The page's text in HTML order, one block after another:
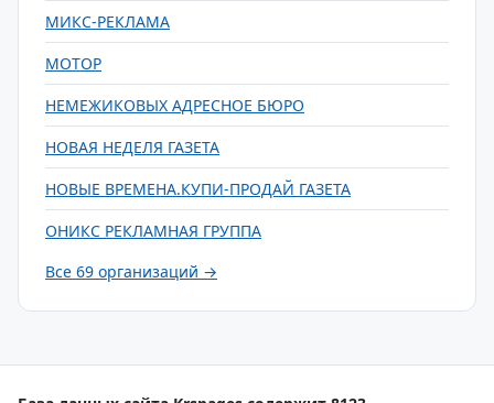
МИКС-РЕКЛАМА
МОТОР
НЕМЕЖИКОВЫХ АДРЕСНОЕ БЮРО
НОВАЯ НЕДЕЛЯ ГАЗЕТА
НОВЫЕ ВРЕМЕНА.КУПИ-ПРОДАЙ ГАЗЕТА
ОНИКС РЕКЛАМНАЯ ГРУППА
Все 69 организаций →